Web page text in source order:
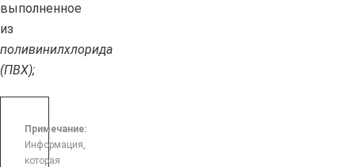
выполненное
из
поливинилхлорида
(ПВХ);
Примечание:
Информация,
которая